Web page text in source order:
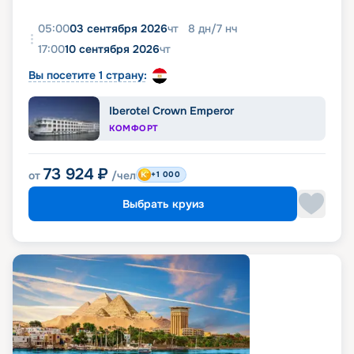
05:0003 сентября 2026чт 8 дн/7 нч
17:0010 сентября 2026чт
Вы посетите 1 страну:
Iberotel Crown Emperor
КОМФОРТ
от 73 924 ₽ /чел +1 000
Выбрать круиз